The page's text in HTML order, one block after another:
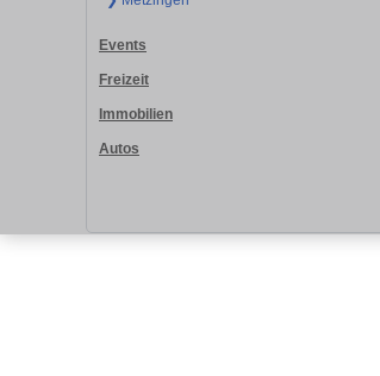
Events
Freizeit
Immobilien
Autos